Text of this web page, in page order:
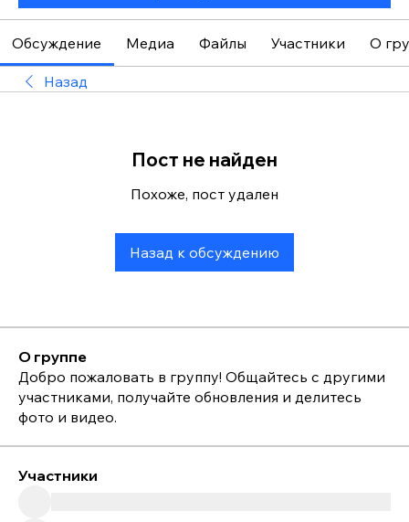
Обсуждение Медиа Файлы Участники О
Назад
Пост не найден
Похоже, пост удален
Назад к обсуждению
О группе
Добро пожаловать в группу! Общайтесь с другими
участниками, получайте обновления и делитесь
фото и видео.
Участники